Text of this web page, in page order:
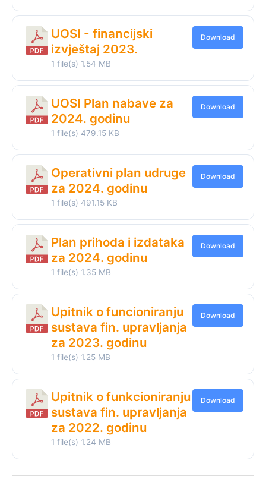
UOSI - financijski
izvještaj 2023.
1 file(s) 1.54 MB
Download
UOSI Plan nabave za
2024. godinu
1 file(s) 479.15 KB
Download
Operativni plan udruge
za 2024. godinu
1 file(s) 491.15 KB
Download
Plan prihoda i izdataka
za 2024. godinu
1 file(s) 1.35 MB
Download
Upitnik o funcioniranju
sustava fin. upravljanja
za 2023. godinu
1 file(s) 1.25 MB
Download
Upitnik o funkcioniranju
sustava fin. upravljanja
za 2022. godinu
1 file(s) 1.24 MB
Download